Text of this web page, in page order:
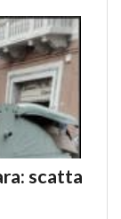
scatta